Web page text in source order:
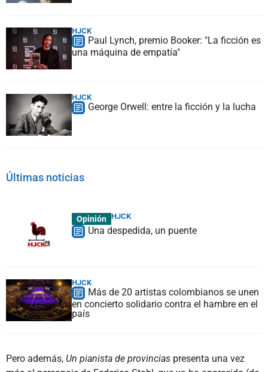
HJCK
Paul Lynch, premio Booker: "La ficción es
una máquina de empatía"
HJCK
George Orwell: entre la ficción y la lucha
Últimas noticias
Opinión HJCK
Una despedida, un puente
HJCK
Más de 20 artistas colombianos se unen
en concierto solidario contra el hambre en el
país
Pero además, Un pianista de provincias presenta una vez